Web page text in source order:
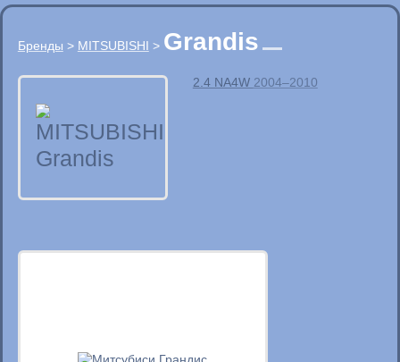
Бренды > MITSUBISHI > Grandis
2.4 NA4W 2004–2010